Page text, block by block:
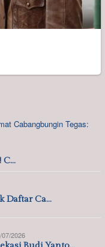
C…
Daftar Ca…
07/2026